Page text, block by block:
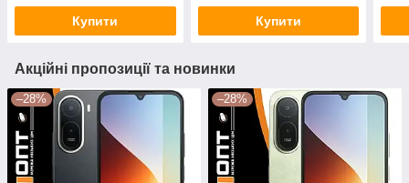
Купити Купити
Акційні пропозиції та новинки
–28% –28%